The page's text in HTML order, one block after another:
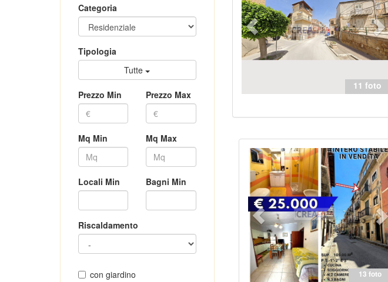
Categoria
Tipologia
Tutte
Prezzo Min Prezzo Max
Mq Min Mq Max
Locali Min Bagni Min
Riscaldamento
con giardino
11 foto
13 foto
Previous